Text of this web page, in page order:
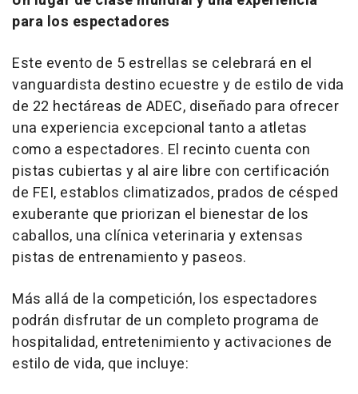
para los espectadores
Este evento de 5 estrellas se celebrará en el
vanguardista destino ecuestre y de estilo de vida
de 22 hectáreas de ADEC, diseñado para ofrecer
una experiencia excepcional tanto a atletas
como a espectadores. El recinto cuenta con
pistas cubiertas y al aire libre con certificación
de FEI, establos climatizados, prados de césped
exuberante que priorizan el bienestar de los
caballos, una clínica veterinaria y extensas
pistas de entrenamiento y paseos.
Más allá de la competición, los espectadores
podrán disfrutar de un completo programa de
hospitalidad, entretenimiento y activaciones de
estilo de vida, que incluye: